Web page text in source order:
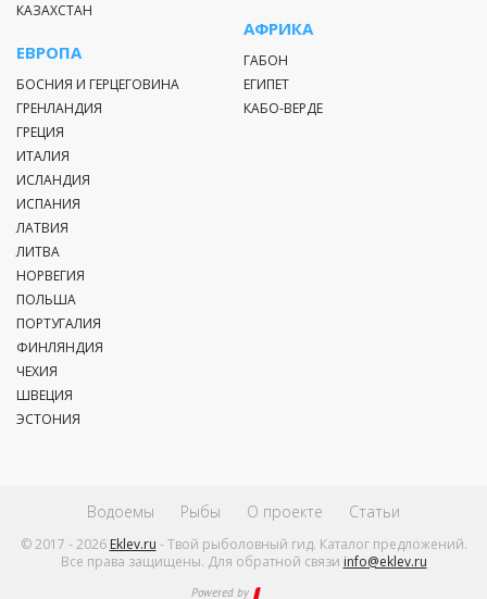
КАЗАХСТАН
ЕВРОПА
БОСНИЯ И ГЕРЦЕГОВИНА
ГРЕНЛАНДИЯ
ГРЕЦИЯ
ИТАЛИЯ
ИСЛАНДИЯ
ИСПАНИЯ
ЛАТВИЯ
ЛИТВА
НОРВЕГИЯ
ПОЛЬША
ПОРТУГАЛИЯ
ФИНЛЯНДИЯ
ЧЕХИЯ
ШВЕЦИЯ
ЭСТОНИЯ
АФРИКА
ГАБОН
ЕГИПЕТ
КАБО-ВЕРДЕ
© 2017 - 2026 Eklev.ru - Твой рыболовный гид. Каталог предложений.
Все права защищены. Для обратной связи info@eklev.ru
Водоемы Рыбы О проекте Статьи